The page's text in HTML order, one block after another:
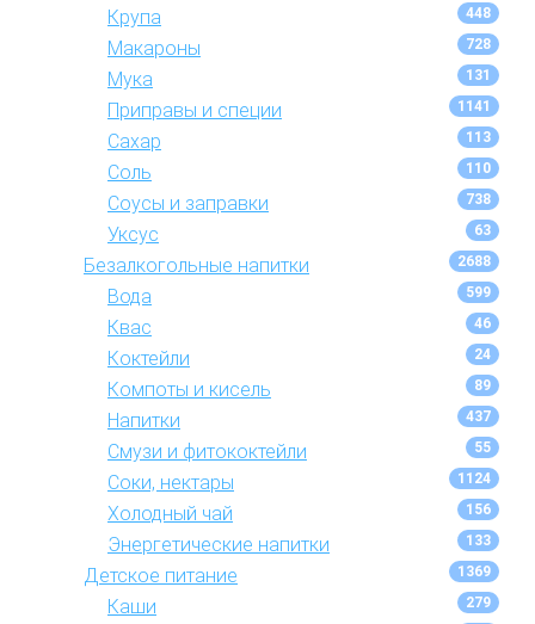
Крупа 448
Макароны 728
Мука 131
Приправы и специи 1141
Сахар 113
Соль 110
Соусы и заправки 738
Уксус 63
Безалкогольные напитки 2688
Вода 599
Квас 46
Коктейли 24
Компоты и кисель 89
Напитки 437
Смузи и фитококтейли 55
Соки, нектары 1124
Холодный чай 156
Энергетические напитки 133
Детское питание 1369
Каши 279